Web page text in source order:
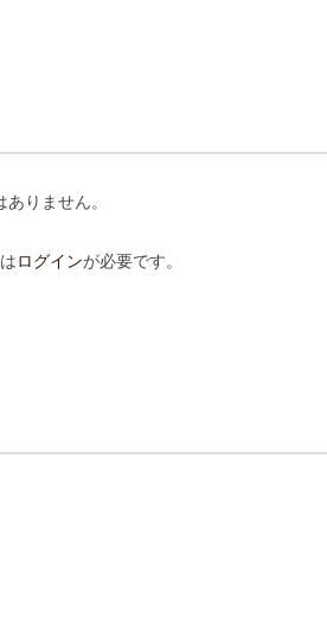
ありません。
ログインが必要です。